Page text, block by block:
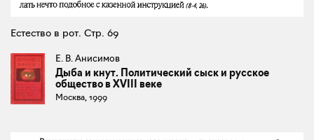
Естество в рот. Стр. 69
Е. В. Анисимов
Дыба и кнут. Политический сыск и русское
общество в XVIII веке
Москва, 1999